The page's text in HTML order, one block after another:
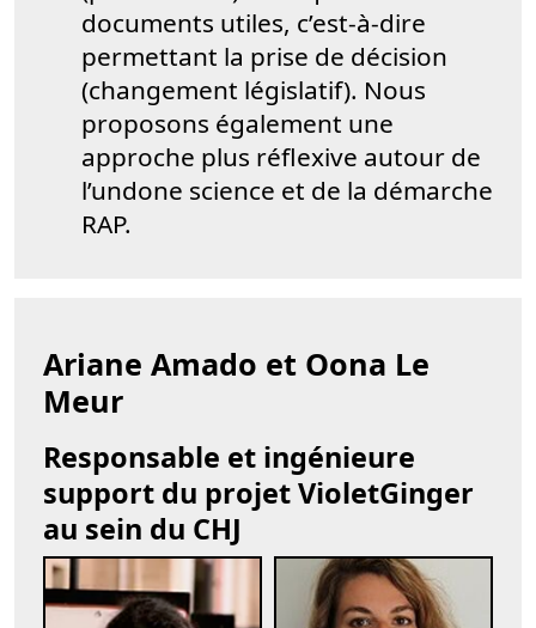
documents utiles, c’est-à-dire
permettant la prise de décision
(changement législatif). Nous
proposons également une
approche plus réflexive autour de
l’undone science et de la démarche
RAP.
Ariane Amado et Oona Le
Meur
Responsable et ingénieure
support du projet VioletGinger
au sein du CHJ